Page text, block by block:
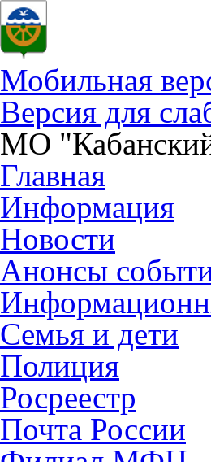
Мобильная
Версия для
МО
Главная
Информация
Новости
Анонсы
Семья и дети
Полиция
Росреестр
Почта России